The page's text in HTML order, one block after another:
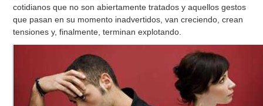
cotidianos que no son abiertamente tratados y aquellos gestos
que pasan en su momento inadvertidos, van creciendo, crean
tensiones y, finalmente, terminan explotando.